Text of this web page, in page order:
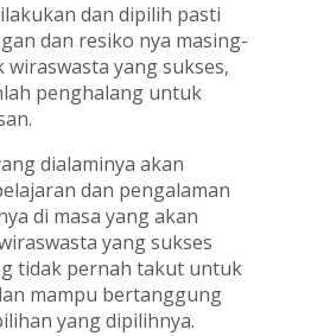
dan dipilih pasti
dan resiko nya masing-
yang sukses,
penghalang untuk
dialaminya akan
dan pengalaman
di masa yang akan
yang sukses
tidak pernah takut untuk
mampu bertanggung
yang dipilihnya.